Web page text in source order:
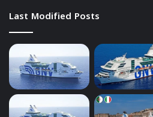
Last Modified Posts